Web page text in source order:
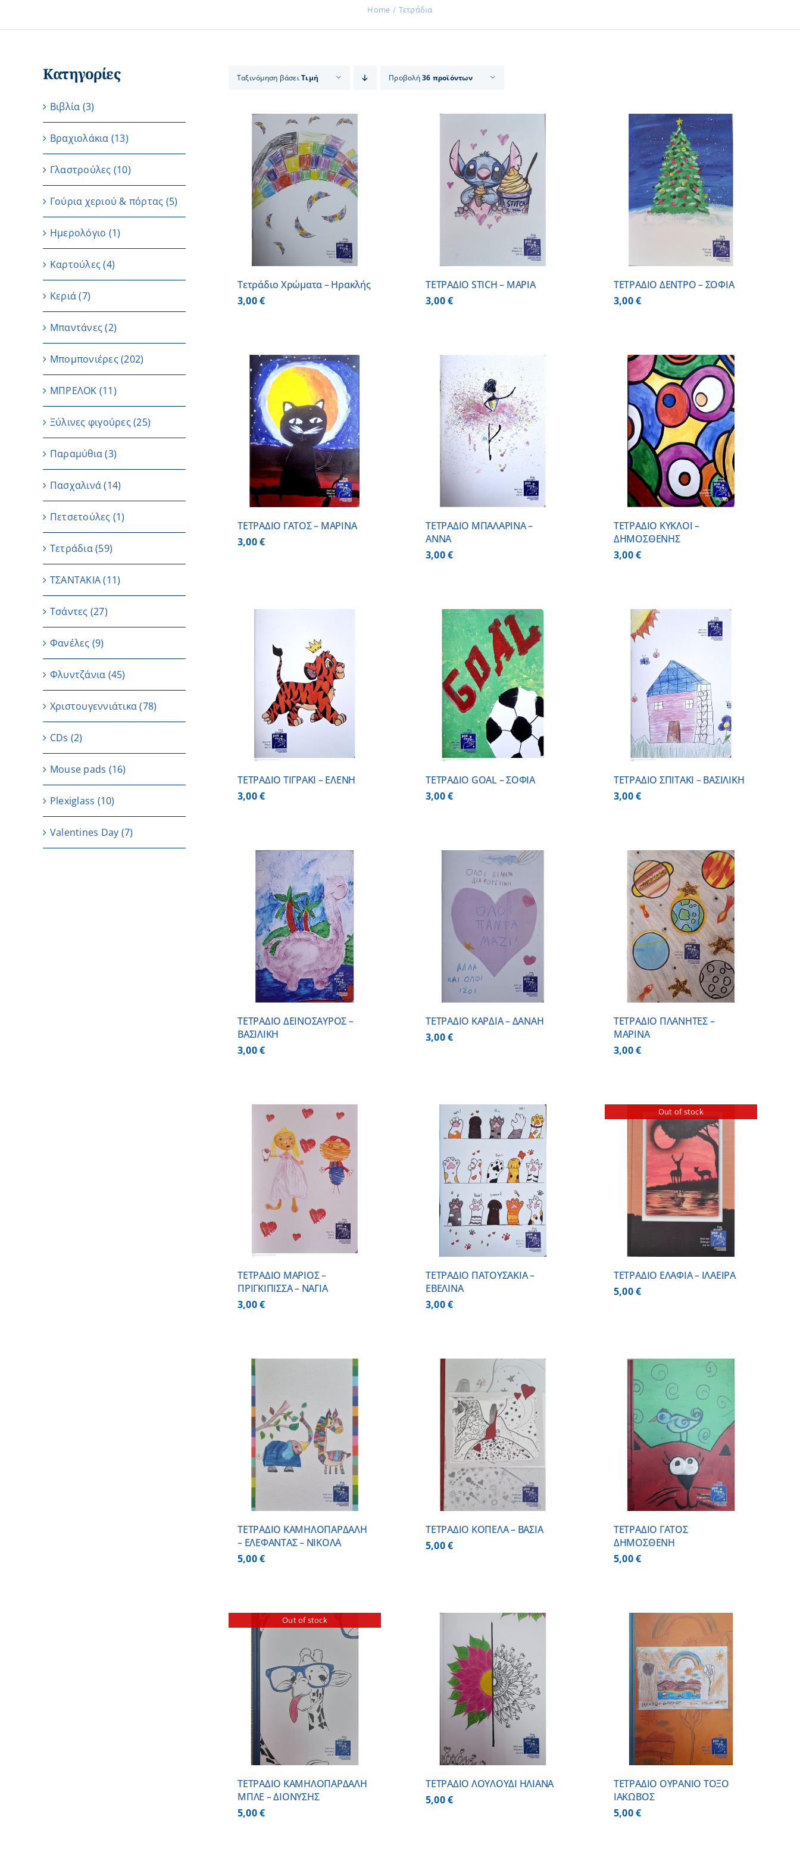
Home Τετράδια
Ταξινόμηση βάσειΤιμή Προβολή36 προϊόντων
ΠΡΟΣΘΗΚΗ ΣΤΟ ΚΑΛΑΘΙ
ΛΕΠΤΟΜΕΡΕΙΕΣ
Τετράδιο Χρώματα – Ηρακλής
3,00€
ΠΡΟΣΘΗΚΗ ΣΤΟ ΚΑΛΑΘΙ
ΛΕΠΤΟΜΕΡΕΙΕΣ
ΤΕΤΡΑΔΙΟ STICH – ΜΑΡΙΑ
3,00€
ΠΡΟΣΘΗΚΗ ΣΤΟ ΚΑΛΑΘΙ
ΛΕΠΤΟΜΕΡΕΙΕΣ
ΤΕΤΡΑΔΙΟ ΔΕΝΤΡΟ – ΣΟΦΙΑ
3,00€
ΠΡΟΣΘΗΚΗ ΣΤΟ ΚΑΛΑΘΙ
ΛΕΠΤΟΜΕΡΕΙΕΣ
ΤΕΤΡΑΔΙΟ ΓΑΤΟΣ – ΜΑΡΙΝΑ
3,00€
ΠΡΟΣΘΗΚΗ ΣΤΟ ΚΑΛΑΘΙ
ΛΕΠΤΟΜΕΡΕΙΕΣ
ΤΕΤΡΑΔΙΟ ΜΠΑΛΑΡΙΝΑ –
ΑΝΝΑ
3,00€
ΠΡΟΣΘΗΚΗ ΣΤΟ ΚΑΛΑΘΙ
ΛΕΠΤΟΜΕΡΕΙΕΣ
ΤΕΤΡΑΔΙΟ ΚΥΚΛΟΙ –
ΔΗΜΟΣΘΕΝΗΣ
3,00€
ΠΡΟΣΘΗΚΗ ΣΤΟ ΚΑΛΑΘΙ
ΤΕΤΡΑΔΙΟ ΤΙΓΡΑΚΙ – ΕΛΕΝΗ
3,00€
ΠΡΟΣΘΗΚΗ ΣΤΟ ΚΑΛΑΘΙ
ΛΕΠΤΟΜΕΡΕΙΕΣ
ΤΕΤΡΑΔΙΟ GOAL – ΣΟΦΙΑ
3,00€
ΠΡΟΣΘΗΚΗ ΣΤΟ ΚΑΛΑΘΙ
ΛΕΠΤΟΜΕΡΕΙΕΣ
ΤΕΤΡΑΔΙΟ ΣΠΙΤΑΚΙ – ΒΑΣΙΛΙΚΗ
3,00€
ΤΕΤΡΑΔΙΟ ΔΕΙΝΟΣΑΥΡΟΣ –
ΒΑΣΙΛΙΚΗ
3,00€
ΠΡΟΣΘΗΚΗ ΣΤΟ ΚΑΛΑΘΙ
ΛΕΠΤΟΜΕΡΕΙΕΣ
ΤΕΤΡΑΔΙΟ ΚΑΡΔΙΑ – ΔΑΝΑΗ
3,00€
ΠΡΟΣΘΗΚΗ ΣΤΟ ΚΑΛΑΘΙ
ΛΕΠΤΟΜΕΡΕΙΕΣ
ΤΕΤΡΑΔΙΟ ΠΛΑΝΗΤΕΣ –
ΜΑΡΙΝΑ
3,00€
ΤΕΤΡΑΔΙΟ ΜΑΡΙΟΣ –
ΠΡΙΓΚΙΠΙΣΣΑ – ΝΑΓΙΑ
3,00€
ΠΡΟΣΘΗΚΗ ΣΤΟ ΚΑΛΑΘΙ
ΛΕΠΤΟΜΕΡΕΙΕΣ
ΤΕΤΡΑΔΙΟ ΠΑΤΟΥΣΑΚΙΑ –
ΕΒΕΛΙΝΑ
3,00€
Out of stock
ΛΕΠΤΟΜΕΡΕΙΕΣ
ΤΕΤΡΑΔΙΟ ΕΛΑΦΙΑ – ΙΛΑΕΙΡΑ
5,00€
ΤΕΤΡΑΔΙΟ ΚΑΜΗΛΟΠΑΡΔΑΛΗ
– ΕΛΕΦΑΝΤΑΣ – ΝΙΚΟΛΑ
5,00€
ΠΡΟΣΘΗΚΗ ΣΤΟ ΚΑΛΑΘΙ
ΛΕΠΤΟΜΕΡΕΙΕΣ
ΤΕΤΡΑΔΙΟ ΚΟΠΕΛΑ – ΒΑΣΙΑ
5,00€
ΠΡΟΣΘΗΚΗ ΣΤΟ ΚΑΛΑΘΙ
ΛΕΠΤΟΜΕΡΕΙΕΣ
ΤΕΤΡΑΔΙΟ ΓΑΤΟΣ
ΔΗΜΟΣΘΕΝΗ
5,00€
Out of stock
ΤΕΤΡΑΔΙΟ ΚΑΜΗΛΟΠΑΡΔΑΛΗ
ΜΠΛΕ – ΔΙΟΝΥΣΗΣ
5,00€
ΠΡΟΣΘΗΚΗ ΣΤΟ ΚΑΛΑΘΙ
ΛΕΠΤΟΜΕΡΕΙΕΣ
ΤΕΤΡΑΔΙΟ ΛΟΥΛΟΥΔΙ ΗΛΙΑΝΑ
5,00€
ΠΡΟΣΘΗΚΗ ΣΤΟ ΚΑΛΑΘΙ
ΛΕΠΤΟΜΕΡΕΙΕΣ
ΤΕΤΡΑΔΙΟ ΟΥΡΑΝΙΟ ΤΟΞΟ
ΙΑΚΩΒΟΣ
5,00€
Κατηγορίες
Βιβλία (3)
Βραχιολάκια (13)
Γλαστρούλες (10)
Γούρια χεριού & πόρτας (5)
Ημερολόγιο (1)
Καρτούλες (4)
Κεριά (7)
Μπαντάνες (2)
Μπομπονιέρες(202)
ΜΠΡΕΛΟΚ (11)
Ξύλινες φιγούρες(25)
Παραμύθια (3)
Πασχαλινά (14)
Πετσετούλες (1)
Τετράδια(59)
ΤΣΑΝΤΑΚΙΑ (11)
Τσάντες (27)
Φανέλες (9)
Φλυντζάνια (45)
Χριστουγεννιάτικα(78)
CDs (2)
Μouse pads (16)
Plexiglass (10)
Valentines Day (7)